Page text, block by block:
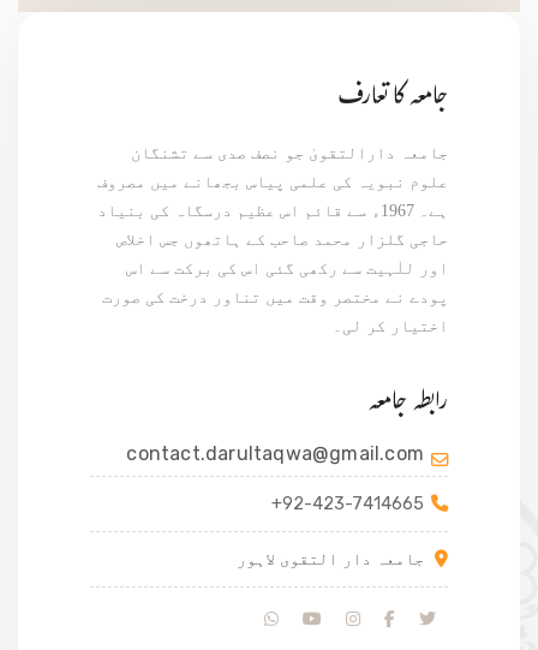
جامعہ کا تعارف
جامعہ دارالتقویٰ جو نصف صدی سے تشنگان
علوم نبویہ کی علمی پیاس بجھانے میں مصروف
ہے۔ 1967ء سے قائم اس عظیم درسگاہ کی بنیاد
حاجی گلزار محمد صاحب کے ہاتھوں جس اخلاص
اور للٰہیت سے رکھی گئی اس کی برکت سے اس
پودے نے مختصر وقت میں تناور درخت کی صورت
اختیار کر لی۔
رابطہ جامعہ
contact.darultaqwa@gmail.com
+92-423-7414665
جامعہ دار التقوی لاہور